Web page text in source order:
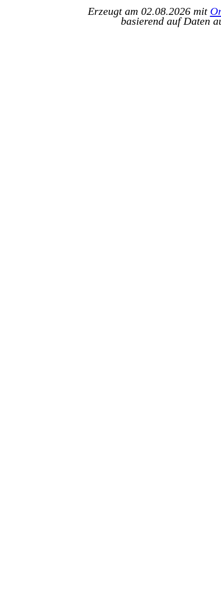
Erzeugt am 02.08.2026 mit
basierend auf Daten